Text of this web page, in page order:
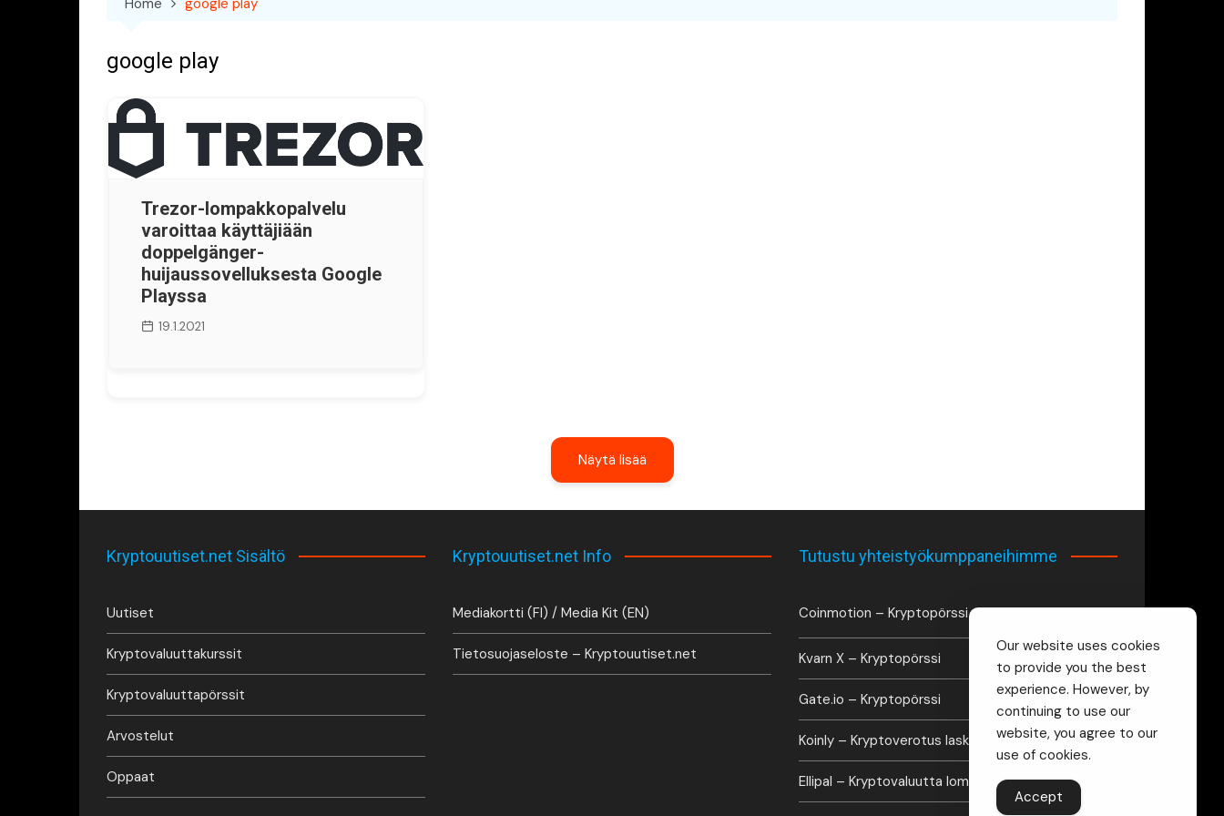
google play
Trezor-lompakkopalvelu
varoittaa käyttäjiään
doppelgänger-
huijaussovelluksesta Google
Playssa
19.1.2021
Näytä lisää
Kryptouutiset.net Sisältö
Uutiset
Kryptovaluuttakurssit
Kryptovaluuttapörssit
Arvostelut
Oppaat
Kryptouutiset.net Info
Mediakortti (FI) / Media Kit (EN)
Tietosuojaseloste – Kryptouutiset.net
Tutustu yhteistyökumppaneihimme
Coinmotion – Kryptopörssi
Kvarn X – Kryptopörssi
Gate.io – Kryptopörssi
Koinly – Kryptoverotus laskuri
Ellipal – Kryptovaluutta lompakko
Our website uses cookies
to provide you the best
experience. However, by
continuing to use our
website, you agree to our
use of cookies.
Accept